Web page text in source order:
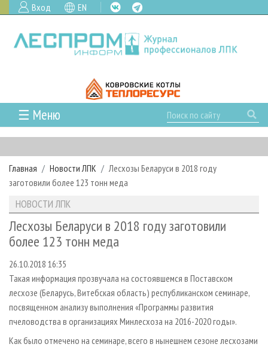
Вход EN
☰ Меню
ГЛАВНАЯ
РУБРИКИ И ТЕМЫ
РУБРИКИ ЖУРНАЛА
ЛЕСОЗАГОТОВКА
ЛЕСОПИЛЕНИЕ
СУШКА ДРЕВЕСИНЫ
ПРОИЗВОДСТВО ДРЕВЕСНЫХ ПЛИТ
ДЕРЕВЯННОЕ ДОМОСТРОЕНИЕ
ПРОИЗВОДСТВО МЕБЕЛИ
НОВОСТИ
НОВОСТИ ЛПК
НОВОСТИ ЖУРНАЛА
ПРОЕКТЫ ЛПИ
АНАЛИТИКА
ПРЕДПРИЯТИЯ ЛПК
ПЕРСОНЫ
МОБИЛЬНЫЕ ВЫСТАВКИ
ОФИЦИАЛЬНЫЕ ДЕЛЕГАЦИИ
ПРИОРИТЕТНЫЕ ИНВЕСТПРОЕКТЫ
АРХИВ ЖУРНАЛОВ
СТАТЬИ
О ЖУРНАЛЕ
ПОДПИСКА
КОНТАКТЫ
РЕКЛАМОДАТЕЛЯМ
РЕКЛАМА
РЕКЛАМА НА САЙТЕ
Главная Новости ЛПК
Лесхозы Беларуси в 2018 году
заготовили более 123 тонн меда
НОВОСТИ ЛПК
Лесхозы Беларуси в 2018 году заготовили
более 123 тонн меда
26.10.2018 16:35
Такая информация прозвучала на состоявшемся в Поставском
лесхозе (Беларусь, Витебская область) республиканском семинаре,
посвященном анализу выполнения «Программы развития
пчеловодства в организациях Минлесхоза на 2016-2020 годы».
Как было отмечено на семинаре, всего в нынешнем сезоне лесхозами